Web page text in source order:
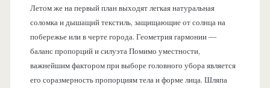
Летом же на первый план выходят легкая натуральная
соломка и дышащий текстиль, защищающие от солнца на
побережье или в черте города. Геометрия гармонии —
баланс пропорций и силуэта Помимо уместности,
важнейшим фактором при выборе головного убора является
его соразмерность пропорциям тела и форме лица. Шляпа